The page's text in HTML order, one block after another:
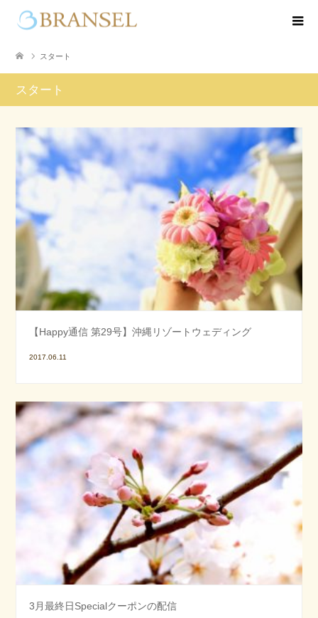
スタート
スタート
【Happy通信 第29号】沖縄リゾートウェディング
2017.06.11
3月最終日Specialクーポンの配信